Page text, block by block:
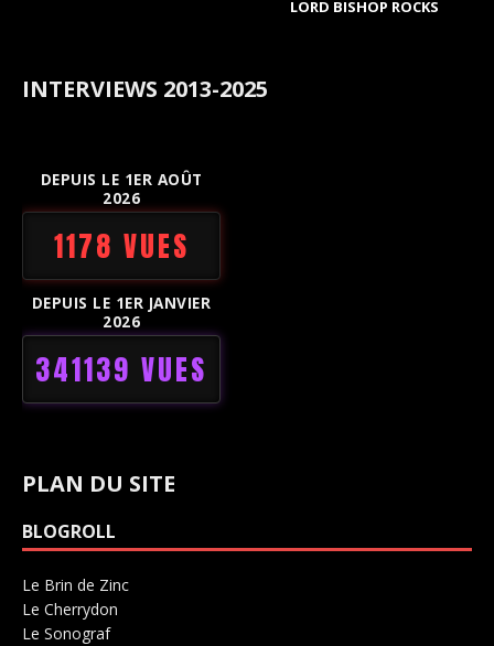
LORD BISHOP ROCKS
INTERVIEWS 2013-2025
DEPUIS LE 1ER AOÛT
2026
1178 VUES
DEPUIS LE 1ER JANVIER
2026
341139 VUES
PLAN DU SITE
BLOGROLL
Le Brin de Zinc
Le Cherrydon
Le SonografSalle de concerts 0